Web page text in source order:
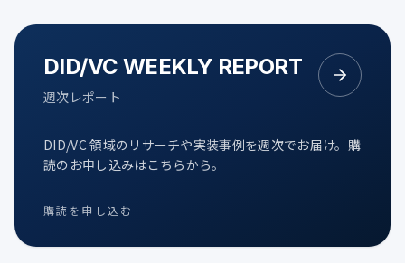
DID/VC WEEKLY REPORT
週次レポート
DID/VC 領域のリサーチや実装事例を週次でお届け。購
読のお申し込みはこちらから。
購読を申し込む